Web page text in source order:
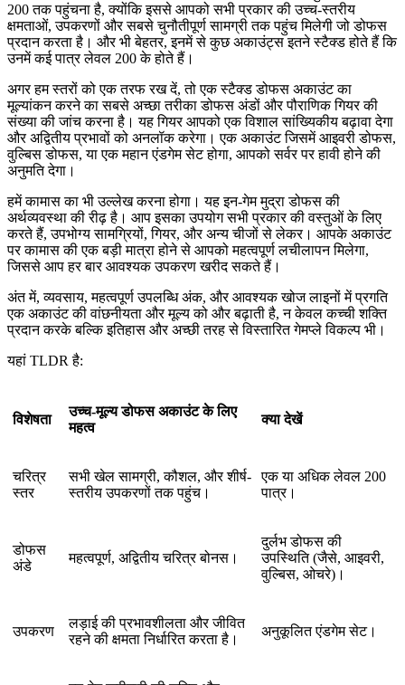
200 तक पहुंचना है, क्योंकि इससे आपको सभी प्रकार की उच्च-स्तरीय
क्षमताओं, उपकरणों और सबसे चुनौतीपूर्ण सामग्री तक पहुंच मिलेगी जो डोफस
प्रदान करता है। और भी बेहतर, इनमें से कुछ अकाउंट्स इतने स्टैक्ड होते हैं कि
उनमें कई पात्र लेवल 200 के होते हैं।
अगर हम स्तरों को एक तरफ रख दें, तो एक स्टैक्ड डोफस अकाउंट का
मूल्यांकन करने का सबसे अच्छा तरीका डोफस अंडों और पौराणिक गियर की
संख्या की जांच करना है। यह गियर आपको एक विशाल सांख्यिकीय बढ़ावा देगा
और अद्वितीय प्रभावों को अनलॉक करेगा। एक अकाउंट जिसमें आइवरी डोफस,
वुल्बिस डोफस, या एक महान एंडगेम सेट होगा, आपको सर्वर पर हावी होने की
अनुमति देगा।
हमें कामास का भी उल्लेख करना होगा। यह इन-गेम मुद्रा डोफस की
अर्थव्यवस्था की रीढ़ है। आप इसका उपयोग सभी प्रकार की वस्तुओं के लिए
करते हैं, उपभोग्य सामग्रियों, गियर, और अन्य चीजों से लेकर। आपके अकाउंट
पर कामास की एक बड़ी मात्रा होने से आपको महत्वपूर्ण लचीलापन मिलेगा,
जिससे आप हर बार आवश्यक उपकरण खरीद सकते हैं।
अंत में, व्यवसाय, महत्वपूर्ण उपलब्धि अंक, और आवश्यक खोज लाइनों में प्रगति
एक अकाउंट की वांछनीयता और मूल्य को और बढ़ाती है, न केवल कच्ची शक्ति
प्रदान करके बल्कि इतिहास और अच्छी तरह से विस्तारित गेमप्ले विकल्प भी।
यहां TLDR है:
विशेषता
उच्च-मूल्य डोफस अकाउंट के लिए
महत्व
क्या देखें
चरित्र
स्तर
सभी खेल सामग्री, कौशल, और शीर्ष-
स्तरीय उपकरणों तक पहुंच।
एक या अधिक लेवल 200
पात्र।
डोफस
अंडे
महत्वपूर्ण, अद्वितीय चरित्र बोनस।
दुर्लभ डोफस की
उपस्थिति (जैसे, आइवरी,
वुल्बिस, ओचरे)।
उपकरण
लड़ाई की प्रभावशीलता और जीवित
रहने की क्षमता निर्धारित करता है।
अनुकूलित एंडगेम सेट।